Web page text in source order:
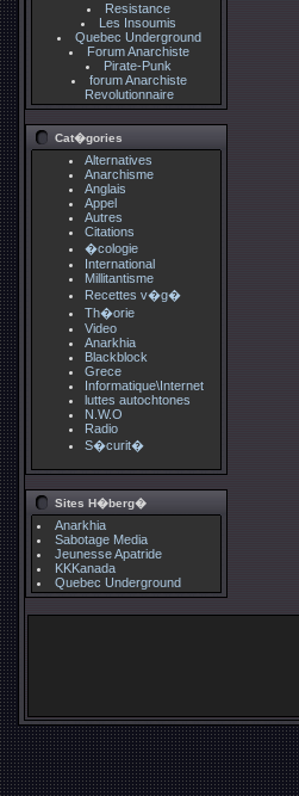
Resistance
Les Insoumis
Quebec Underground
Forum Anarchiste
Pirate-Punk
forum Anarchiste
Revolutionnaire
Cat�gories
Alternatives
Anarchisme
Anglais
Appel
Autres
Citations
�cologie
International
Millitantisme
Recettes v�g�
Th�orie
Video
Anarkhia
Blackblock
Grece
Informatique\Internet
luttes autochtones
N.W.O
Radio
S�curit�
Sites H�berg�
Anarkhia
Sabotage Media
Jeunesse Apatride
KKKanada
Quebec Underground